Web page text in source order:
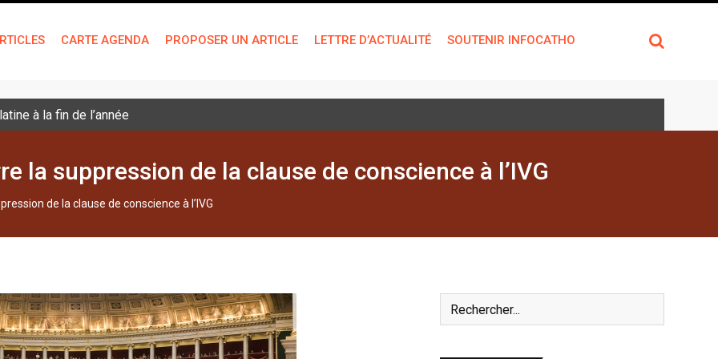
CARTE AGENDA PROPOSER UN ARTICLE LETTRE D’ACTUALITÉ SOUTENIR INFOCATHO
à la fin de l’année
la suppression de la clause de conscience à l’IVG
de la clause de conscience à l’IVG